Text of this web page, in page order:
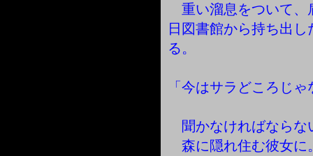
重い溜息をついて、
日図書館から持ち出
る。
「今はサラどころじ
聞かなければならな
森に隠れ住む彼女に